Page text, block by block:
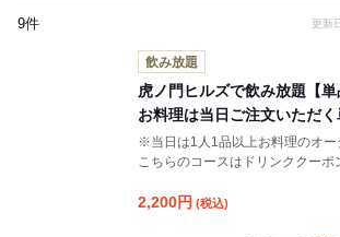
9件 更新
飲み放題
虎ノ門ヒルズで飲み放題【単
お料理は当日ご注文いただ
※当日は1人1品以上お料理のオー
こちらのコースはドリンククーポ
読んでいただきご納得いただけま
2,200円 (税込)